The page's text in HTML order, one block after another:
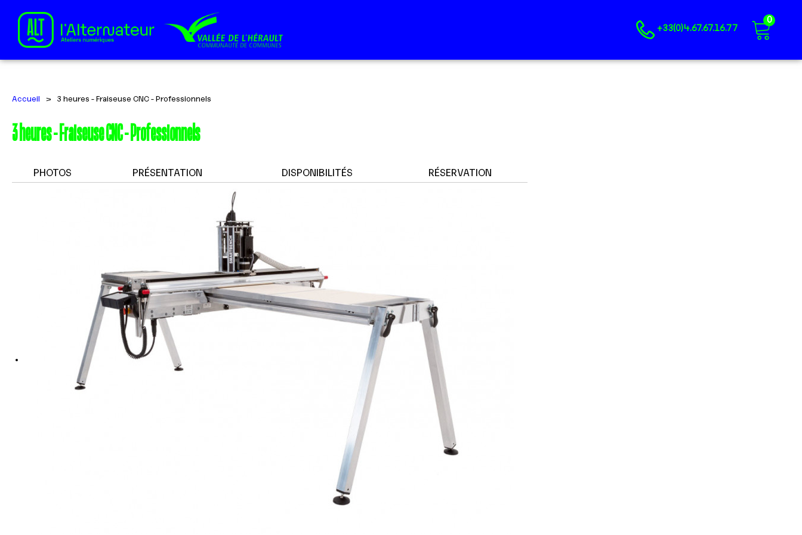
+33(0)4.67.67.16.77
0
Accueil > 3 heures - Fraiseuse CNC - Professionnels
3 heures - Fraiseuse CNC - Professionnels
PHOTOS PRÉSENTATION DISPONIBILITÉS RÉSERVATION